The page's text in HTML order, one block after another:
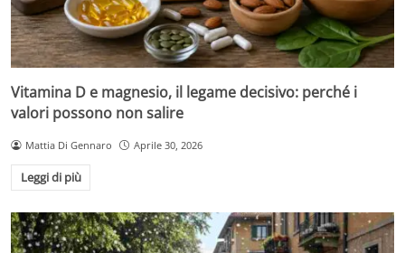
Vitamina D e magnesio, il legame decisivo: perché i
valori possono non salire
Mattia Di Gennaro Aprile 30, 2026
Leggi di più